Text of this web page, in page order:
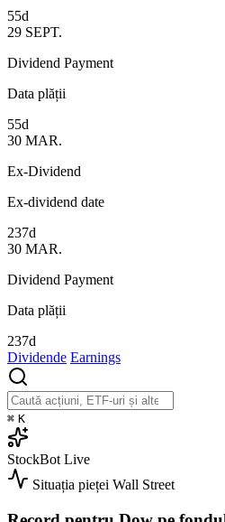
55d
29 SEPT.
Dividend Payment
Data plății
55d
30 MAR.
Ex-Dividend
Ex-dividend date
237d
30 MAR.
Dividend Payment
Data plății
237d
Dividende Earnings
⌘ K
StockBot Live
Situația pieței Wall Street